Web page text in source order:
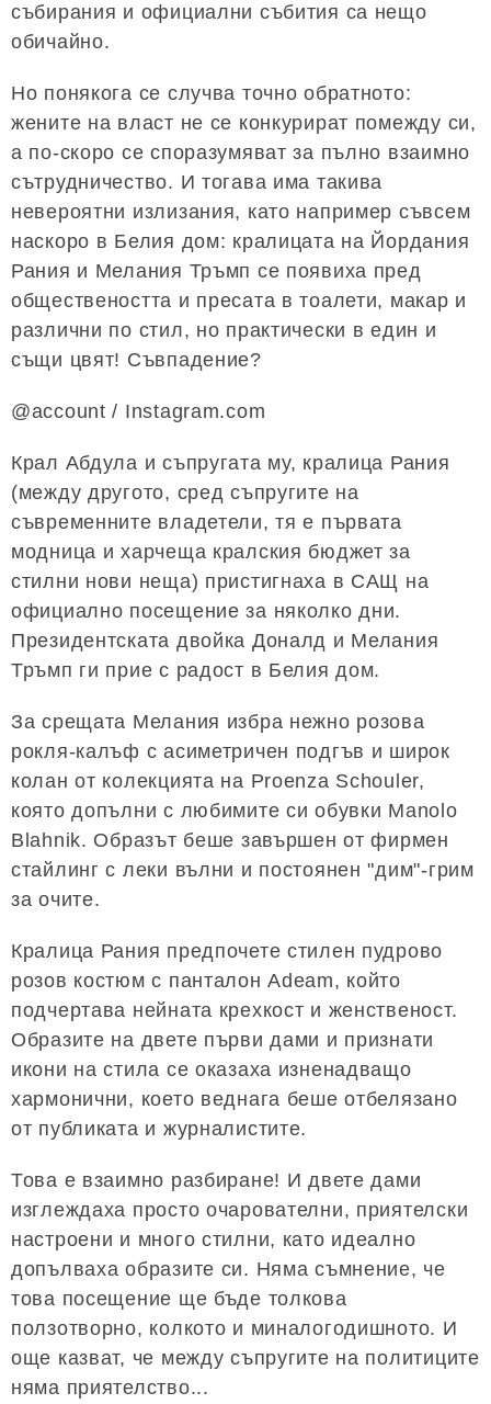
събирания и официални събития са нещо
обичайно.
Но понякога се случва точно обратното:
жените на власт не се конкурират помежду си,
а по-скоро се споразумяват за пълно взаимно
сътрудничество. И тогава има такива
невероятни излизания, като например съвсем
наскоро в Белия дом: кралицата на Йордания
Рания и Мелания Тръмп се появиха пред
обществеността и пресата в тоалети, макар и
различни по стил, но практически в един и
същи цвят! Съвпадение?
@account / Instagram.com
Крал Абдула и съпругата му, кралица Рания
(между другото, сред съпругите на
съвременните владетели, тя е първата
модница и харчеща кралския бюджет за
стилни нови неща) пристигнаха в САЩ на
официално посещение за няколко дни.
Президентската двойка Доналд и Мелания
Тръмп ги прие с радост в Белия дом.
За срещата Мелания избра нежно розова
рокля-калъф с асиметричен подгъв и широк
колан от колекцията на Proenza Schouler,
която допълни с любимите си обувки Manolo
Blahnik. Образът беше завършен от фирмен
стайлинг с леки вълни и постоянен "дим"-грим
за очите.
Кралица Рания предпочете стилен пудрово
розов костюм с панталон Adeam, който
подчертава нейната крехкост и женственост.
Образите на двете първи дами и признати
икони на стила се оказаха изненадващо
хармонични, което веднага беше отбелязано
от публиката и журналистите.
Това е взаимно разбиране! И двете дами
изглеждаха просто очарователни, приятелски
настроени и много стилни, като идеално
допълваха образите си. Няма съмнение, че
това посещение ще бъде толкова
ползотворно, колкото и миналогодишното. И
още казват, че между съпругите на политиците
няма приятелство...